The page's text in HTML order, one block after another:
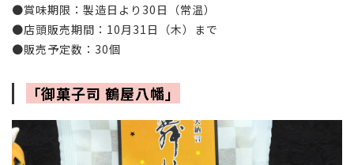
●賞味期限：製造日より30日（常温）
●店頭販売期間： 10月31日（木）まで
●販売予定数：30個
「御菓子司 鶴屋八幡」